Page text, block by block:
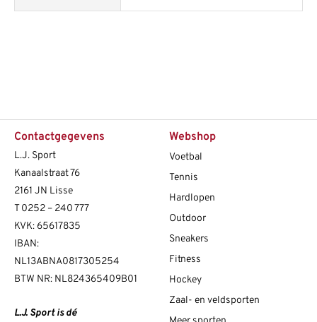
Contactgegevens
L.J. Sport
Kanaalstraat 76
2161 JN Lisse
T0252 – 240 777
KVK: 65617835
IBAN:
NL13ABNA0817305254
BTW NR: NL824365409B01
L.J. Sport is dé
Webshop
Voetbal
Tennis
Hardlopen
Outdoor
Sneakers
Fitness
Hockey
Zaal- en veldsporten